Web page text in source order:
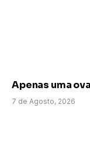
Apenas uma
7 de Agosto, 2026